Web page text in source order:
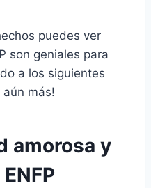
puedes ver
son geniales para
a los siguientes
aún más!
amorosa y